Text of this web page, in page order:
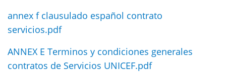
annex f clausulado español contrato
servicios.pdf
ANNEX E Terminos y condiciones generales
contratos de Servicios UNICEF.pdf